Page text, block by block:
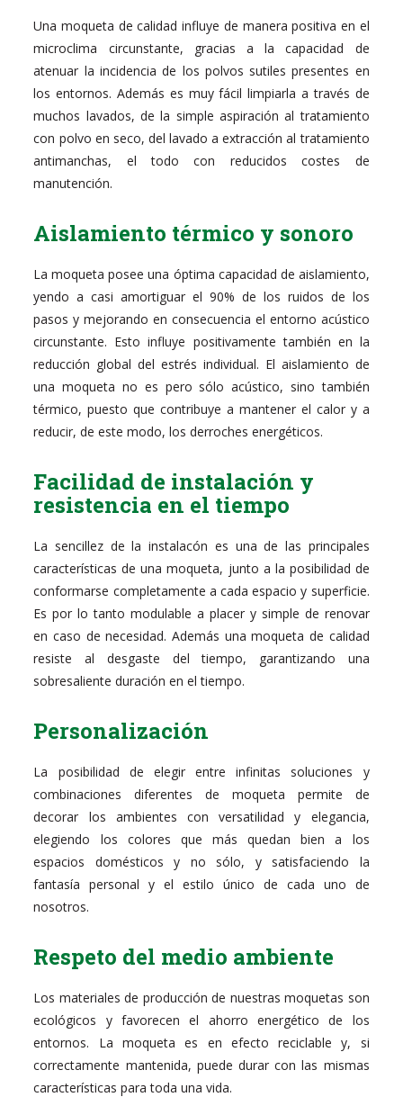
Una moqueta de calidad influye de manera positiva en el
microclima circunstante, gracias a la capacidad de
atenuar la incidencia de los polvos sutiles presentes en
los entornos. Además es muy fácil limpiarla a través de
muchos lavados, de la simple aspiración al tratamiento
con polvo en seco, del lavado a extracción al tratamiento
antimanchas, el todo con reducidos costes de
manutención.
Aislamiento térmico y sonoro
La moqueta posee una óptima capacidad de aislamiento,
yendo a casi amortiguar el 90% de los ruidos de los
pasos y mejorando en consecuencia el entorno acústico
circunstante. Esto influye positivamente también en la
reducción global del estrés individual. El aislamiento de
una moqueta no es pero sólo acústico, sino también
térmico, puesto que contribuye a mantener el calor y a
reducir, de este modo, los derroches energéticos.
Facilidad de instalación y
resistencia en el tiempo
La sencillez de la instalacón es una de las principales
características de una moqueta, junto a la posibilidad de
conformarse completamente a cada espacio y superficie.
Es por lo tanto modulable a placer y simple de renovar
en caso de necesidad. Además una moqueta de calidad
resiste al desgaste del tiempo, garantizando una
sobresaliente duración en el tiempo.
Personalización
La posibilidad de elegir entre infinitas soluciones y
combinaciones diferentes de moqueta permite de
decorar los ambientes con versatilidad y elegancia,
elegiendo los colores que más quedan bien a los
espacios domésticos y no sólo, y satisfaciendo la
fantasía personal y el estilo único de cada uno de
nosotros.
Respeto del medio ambiente
Los materiales de producción de nuestras moquetas son
ecológicos y favorecen el ahorro energético de los
entornos. La moqueta es en efecto reciclable y, si
correctamente mantenida, puede durar con las mismas
características para toda una vida.